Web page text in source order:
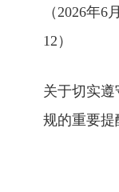
（2026年6
12）
关于切实
规的重要提